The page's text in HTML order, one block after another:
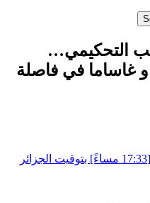
التحكيمي…
غاساما في فاصلة